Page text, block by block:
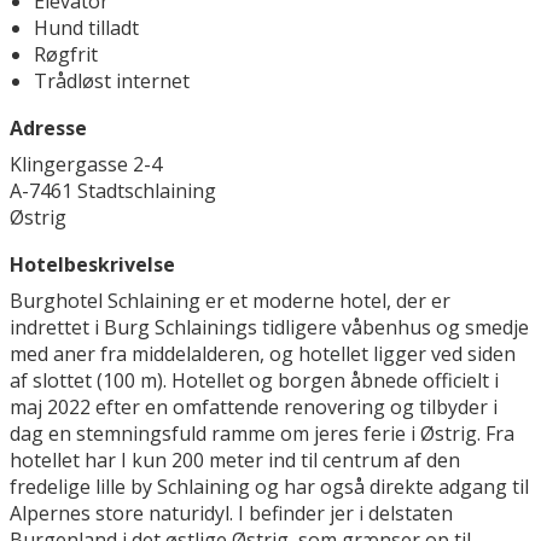
Hund tilladt
Røgfrit
Trådløst internet
Adresse
Klingergasse 2-4
A-7461 Stadtschlaining
Østrig
Hotelbeskrivelse
Burghotel Schlaining er et moderne hotel, der er
indrettet i Burg Schlainings tidligere våbenhus og smedje
med aner fra middelalderen, og hotellet ligger ved siden
af slottet (100 m). Hotellet og borgen åbnede officielt i
maj 2022 efter en omfattende renovering og tilbyder i
dag en stemningsfuld ramme om jeres ferie i Østrig. Fra
hotellet har I kun 200 meter ind til centrum af den
fredelige lille by Schlaining og har også direkte adgang til
Alpernes store naturidyl. I befinder jer i delstaten